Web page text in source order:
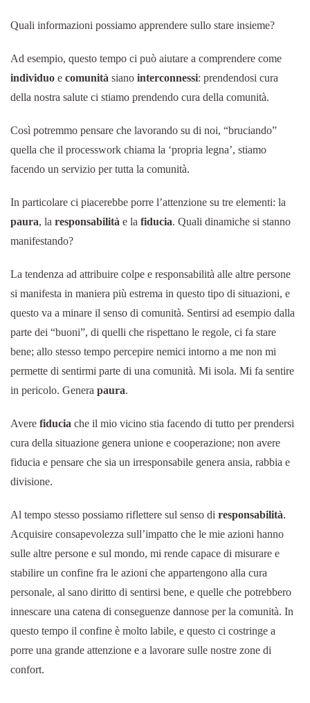
Quali informazioni possiamo apprendere sullo stare insieme?
Ad esempio, questo tempo ci può aiutare a comprendere come
individuo e comunità siano interconnessi: prendendosi cura
della nostra salute ci stiamo prendendo cura della comunità.
Così potremmo pensare che lavorando su di noi, “bruciando”
quella che il processwork chiama la ‘propria legna’, stiamo
facendo un servizio per tutta la comunità.
In particolare ci piacerebbe porre l’attenzione su tre elementi: la
paura, la responsabilità e la fiducia. Quali dinamiche si stanno
manifestando?
La tendenza ad attribuire colpe e responsabilità alle altre persone
si manifesta in maniera più estrema in questo tipo di situazioni, e
questo va a minare il senso di comunità. Sentirsi ad esempio dalla
parte dei “buoni”, di quelli che rispettano le regole, ci fa stare
bene; allo stesso tempo percepire nemici intorno a me non mi
permette di sentirmi parte di una comunità. Mi isola. Mi fa sentire
in pericolo. Genera paura.
Avere fiducia che il mio vicino stia facendo di tutto per prendersi
cura della situazione genera unione e cooperazione; non avere
fiducia e pensare che sia un irresponsabile genera ansia, rabbia e
divisione.
Al tempo stesso possiamo riflettere sul senso di responsabilità.
Acquisire consapevolezza sull’impatto che le mie azioni hanno
sulle altre persone e sul mondo, mi rende capace di misurare e
stabilire un confine fra le azioni che appartengono alla cura
personale, al sano diritto di sentirsi bene, e quelle che potrebbero
innescare una catena di conseguenze dannose per la comunità. In
questo tempo il confine è molto labile, e questo ci costringe a
porre una grande attenzione e a lavorare sulle nostre zone di
confort.